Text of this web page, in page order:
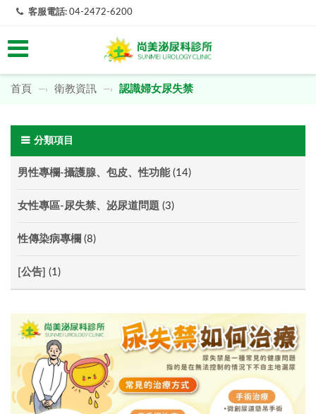
客服電話: 04-2472-6200
首頁 —› 衛教資訊 —› 認識婦女尿失禁
分類項目
男性專欄-攝護腺、包皮、性功能 (14)
女性專區-尿失禁、泌尿道問題 (3)
性傳染病專欄 (8)
[公告] (1)